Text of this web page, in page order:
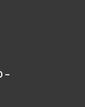
–